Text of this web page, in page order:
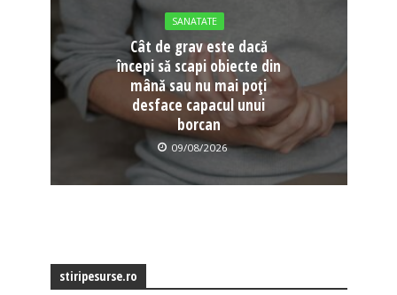
SANATATE
Cât de grav este dacă
începi să scapi obiecte din
mână sau nu mai poți
desface capacul unui
borcan
09/08/2026
stiripesurse.ro